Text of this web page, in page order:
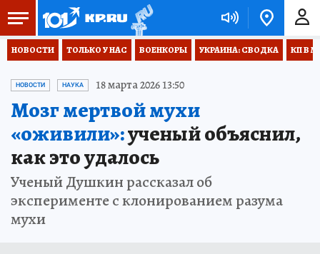
НОВОСТИ ТОЛЬКО У НАС ВОЕНКОРЫ УКРАИНА: СВОДКА КП В
НОВОСТИ НАУКА 18 марта 2026 13:50
Мозг мертвой мухи
«оживили»:ученый объяснил,
как это удалось
Ученый Душкин рассказал об
эксперименте с клонированием разума
мухи